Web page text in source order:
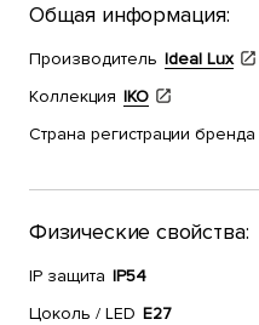
Общая информация:
Производитель Ideal Lux
Коллекция IKO
Страна регистрации бренда
Физические свойства:
IP защита IP54
Цоколь / LED E27